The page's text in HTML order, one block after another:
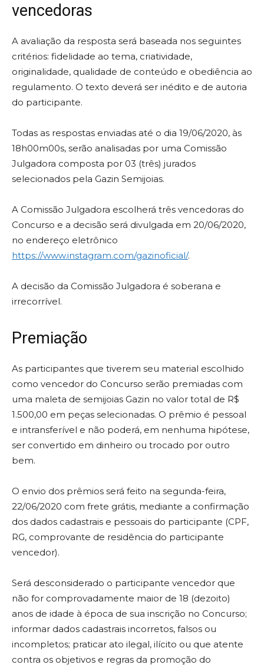
vencedoras
A avaliação da resposta será baseada nos seguintes
critérios: fidelidade ao tema, criatividade,
originalidade, qualidade de conteúdo e obediência ao
regulamento. O texto deverá ser inédito e de autoria
do participante.
Todas as respostas enviadas até o dia 19/06/2020, às
18h00m00s, serão analisadas por uma Comissão
Julgadora composta por 03 (três) jurados
selecionados pela Gazin Semijoias.
A Comissão Julgadora escolherá três vencedoras do
Concurso e a decisão será divulgada em 20/06/2020,
no endereço eletrônico
https://www.instagram.com/gazinoficial/.
A decisão da Comissão Julgadora é soberana e
irrecorrível.
Premiação
As participantes que tiverem seu material escolhido
como vencedor do Concurso serão premiadas com
uma maleta de semijoias Gazin no valor total de R$
1.500,00 em peças selecionadas. O prêmio é pessoal
e intransferível e não poderá, em nenhuma hipótese,
ser convertido em dinheiro ou trocado por outro
bem.
O envio dos prêmios será feito na segunda-feira,
22/06/2020 com frete grátis, mediante a confirmação
dos dados cadastrais e pessoais do participante (CPF,
RG, comprovante de residência do participante
vencedor).
Será desconsiderado o participante vencedor que
não for comprovadamente maior de 18 (dezoito)
anos de idade à época de sua inscrição no Concurso;
informar dados cadastrais incorretos, falsos ou
incompletos; praticar ato ilegal, ilícito ou que atente
contra os objetivos e regras da promoção do